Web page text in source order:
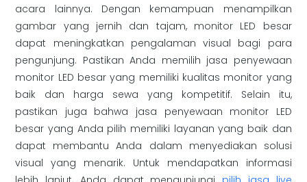
acara lainnya. Dengan kemampuan menampilkan
gambar yang jernih dan tajam, monitor LED besar
dapat meningkatkan pengalaman visual bagi para
pengunjung. Pastikan Anda memilih jasa penyewaan
monitor LED besar yang memiliki kualitas monitor yang
baik dan harga sewa yang kompetitif. Selain itu,
pastikan juga bahwa jasa penyewaan monitor LED
besar yang Anda pilih memiliki layanan yang baik dan
dapat membantu Anda dalam menyediakan solusi
visual yang menarik. Untuk mendapatkan informasi